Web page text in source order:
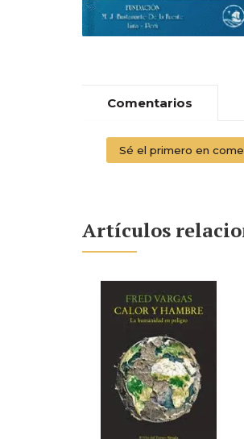
Comentarios
Sé el primero en
Artículos